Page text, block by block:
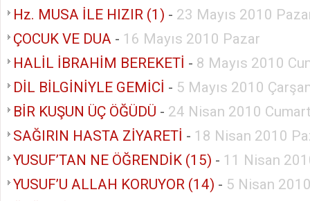
Hz. MUSA İLE HIZIR (1) - 23 Mayıs 2010
ÇOCUK VE DUA - 16 Mayıs 2010 Pazar
HALİL İBRAHİM BEREKETİ - 8 Mayıs 2010
DİL BİLGİNİYLE GEMİCİ - 5 Mayıs 2010
BİR KUŞUN ÜÇ ÖĞÜDÜ - 24 Nisan 2010
SAĞIRIN HASTA ZİYARETİ - 18 Nisan 2010
YUSUF’TAN NE ÖĞRENDİK (15) - 11 Nisan
YUSUF’U ALLAH KORUYOR (14) - 5 Nisan